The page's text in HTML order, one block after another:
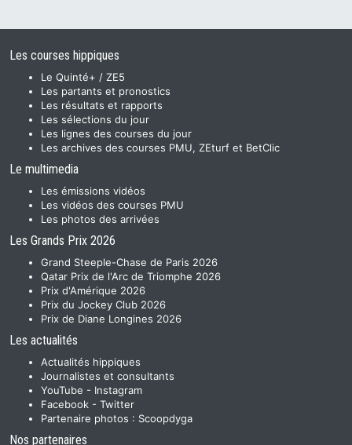
Les courses hippiques
Le Quinté+ / ZE5
Les partants et pronostics
Les résultats et rapports
Les sélections du jour
Les lignes des courses du jour
Les archives des courses PMU, ZEturf et BetClic
Le multimedia
Les émissions vidéos
Les vidéos des courses PMU
Les photos des arrivées
Les Grands Prix 2026
Grand Steeple-Chase de Paris 2026
Qatar Prix de l'Arc de Triomphe 2026
Prix d'Amérique 2026
Prix du Jockey Club 2026
Prix de Diane Longines 2026
Les actualités
Actualités hippiques
Journalistes et consultants
YouTube - Instagram
Facebook - Twitter
Partenaire photos : Scoopdyga
Nos partenaires